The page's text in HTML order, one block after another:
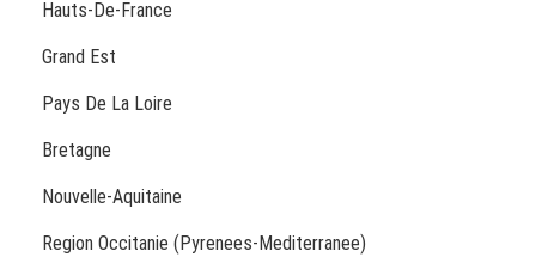
Hauts-De-France
Grand Est
Pays De La Loire
Bretagne
Nouvelle-Aquitaine
Region Occitanie (Pyrenees-Mediterranee)